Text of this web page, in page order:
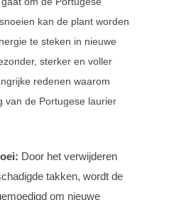
kan de plant worden
te steken in nieuwe
sterker en voller
redenen waarom
van de Portugese laurier
Door het verwijderen
takken, wordt de
om nieuwe